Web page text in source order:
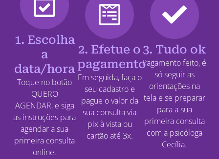
1. Escolha
a
data/hora
Toque no botão
QUERO
AGENDAR, e siga
as instruções para
agendar a sua
primeira consulta
online.
2. Efetue o
pagamento
Em seguida, faça o
seu cadastro e
pague o valor da
sua consulta via
pix à vista ou
cartão até 3x.
3. Tudo ok
Pagamento feito, é
só seguir as
orientações na
tela e se preparar
para a sua
primeira consulta
com a psicóloga
Cecília.